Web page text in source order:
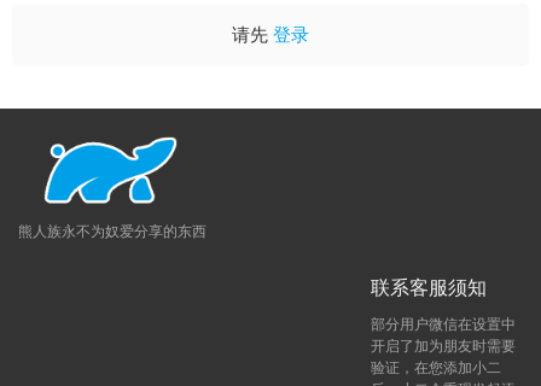
请先 登录
熊人族永不为奴爱分享的东西
联系客服须知
部分用户微信在设置中
开启了加为朋友时需要
验证，在您添加小二